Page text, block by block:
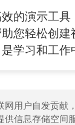
的演示工
您轻松创
学习和工作
网用户自发贡献
供信息存储空间